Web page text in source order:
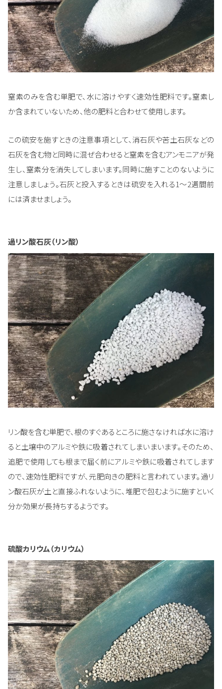
窒素のみを含む単肥で、水に溶けやすく速効性肥料です。窒素し
か含まれていないため、他の肥料と合わせて使用します。
この硫安を施すときの注意事項として、消石灰や苦土石灰などの
石灰を含む物と同時に混ぜ合わせると窒素を含むアンモニアが発
生し、窒素分を消失してしまいます。同時に施すことのないように
注意しましょう。石灰と投入するときは硫安を入れる1～2週間前
には済ませましょう。
過リン酸石灰（リン酸）
リン酸を含む単肥で、根のすぐあるところに施さなければ水に溶け
ると土壌中のアルミや鉄に吸着されてしまいまいます。そのため、
追肥で使用しても根まで届く前にアルミや鉄に吸着されてします
ので、速効性肥料ですが、元肥向きの肥料と言われています。過リ
ン酸石灰が土と直接ふれないように、堆肥で包むように施すといく
分か効果が長持ちするようです。
硫酸カリウム（カリウム）